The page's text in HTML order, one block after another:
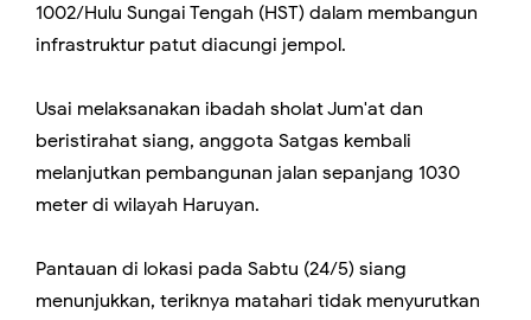
1002/Hulu Sungai Tengah (HST) dalam membangun
infrastruktur patut diacungi jempol.
Usai melaksanakan ibadah sholat Jum'at dan
beristirahat siang, anggota Satgas kembali
melanjutkan pembangunan jalan sepanjang 1030
meter di wilayah Haruyan.
Pantauan di lokasi pada Sabtu (24/5) siang
menunjukkan, teriknya matahari tidak menyurutkan